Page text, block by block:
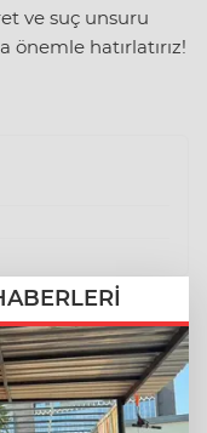
ve suç unsuru
hatırlatırız!